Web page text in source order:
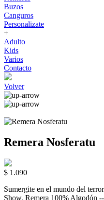
Buzos
Canguros
Personalizate
+
Adulto
Kids
Varios
Contacto
Volver
Remera Nosferatu
$ 1.090
Sumergite en el mundo del
Show. Remera 100% Algodón